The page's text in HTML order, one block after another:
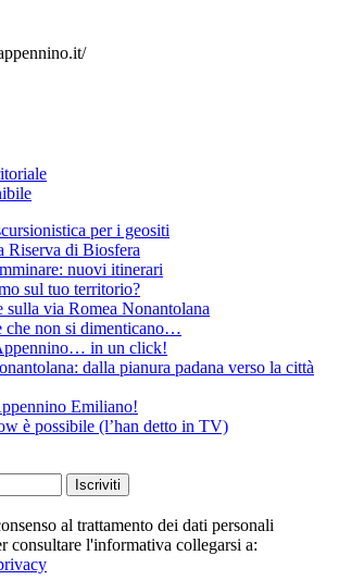
per i geositi
Riserva di Biosfera
nuovi itinerari
sul tuo territorio?
sulla via Romea Nonantolana
che non si dimenticano…
in un click!
dalla pianura padana verso la città
Emiliano!
è possibile (l’han detto in TV)
al trattamento dei dati personali
consultare l'informativa collegarsi a: